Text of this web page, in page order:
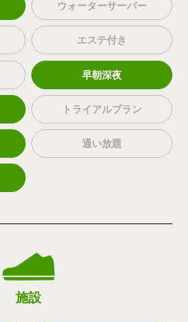
ウォーターサーバー
エステ付き
早朝深夜
トライアルプラン
通い放題
施設